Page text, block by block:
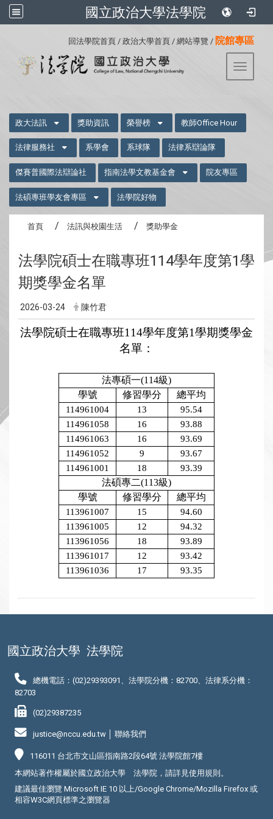
國立政治大學法學院
回法學院首頁 / 政治大學首頁 / 網站導覽 / 院館專區
Toggle
政大法訊 獎助資訊 榮譽榜 教師Office Hour
法律服務社 系學會 系球隊 法律系辯論隊
傑賽普國際法辯論社 指南法學文教基金會 院友專區
法碩專班學友會專區 法學院好物
首頁 法訊與校園生活 獎助學金
法學院碩士在職專班114學年度第1學
期獎學金名單
2026-03-24 陳竹君
法學院碩士在職專班114學年度第1學期獎學金
名單：
法專碩一(114級)
學號
修習學分 總平均
114961004 13
95.54
114961058
16
93.88
114961063
16
93.69
114961052
9
93.67
114961001
18 93.39
法碩專二(113級)
學號
修習學分 總平均
113961007 15
94.60
113961005
12
94.32
113961056
18
93.89
113961017
12
93.42
113961036
17 93.35
國立政治大學 法學院
總機電話：(02)29393091、法學院分機：82700、法律系分機：
82703
(02)29387235
justice@nccu.edu.tw │聯絡我們
116011 台北市文山區指南路2段64號 法學院館7樓
本網站著作權屬於國立政治大學 法學院，請詳見使用規則 。
建議最佳瀏覽 Microsoft IE 10 以上/Google Chrome/Mozilla Firefox 或
相容W3C網頁標準之瀏覽器